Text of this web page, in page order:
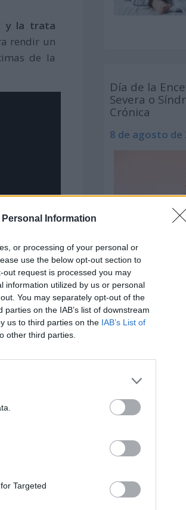
Information
or processing of your personal or
use the below opt-out section to
request is processed you may
information utilized by us or personal
You may separately opt-out of the
on the IAB’s list of downstream
us to third parties on the IAB’s List of
other third parties.
Targeted
y la trata
rendir un
de la
y la
Día de la
Severa o
Crónica
8 de agosto de
Noticias y
Onomástica.
Semanas
Años
Qué se
cumpleaños
Eventos